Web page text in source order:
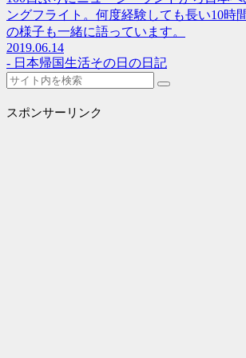
ングフライト。何度経験しても長い10時
の様子も一緒に語っています。
2019.06.14
- 日本帰国生活その日の日記
スポンサーリンク